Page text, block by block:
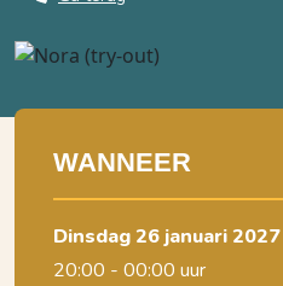
WANNEER
dinsdag 26 januari 2027
20:00 - 00:00 uur